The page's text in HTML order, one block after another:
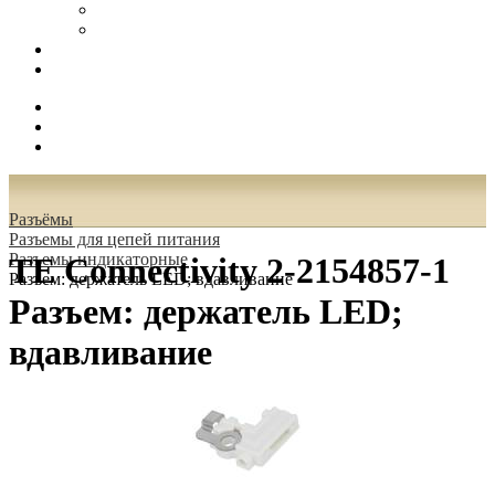
Разъёмы
Разъeмы для цепей питания
Разъемы индикаторные
Разъем: держатель LED; вдавливание
TE Connectivity 2-2154857-1
Разъем: держатель LED;
вдавливание